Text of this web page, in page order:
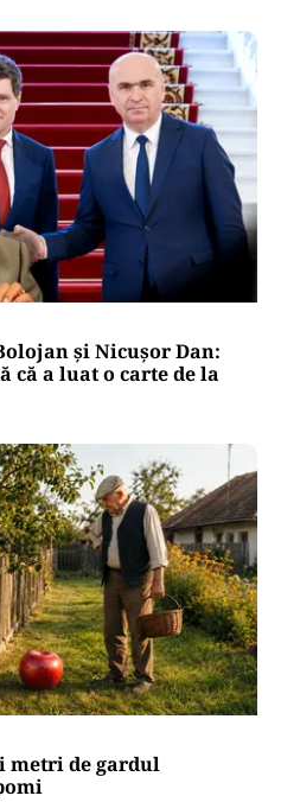
și Nicușor Dan:
că a luat o carte de la
metri de gardul